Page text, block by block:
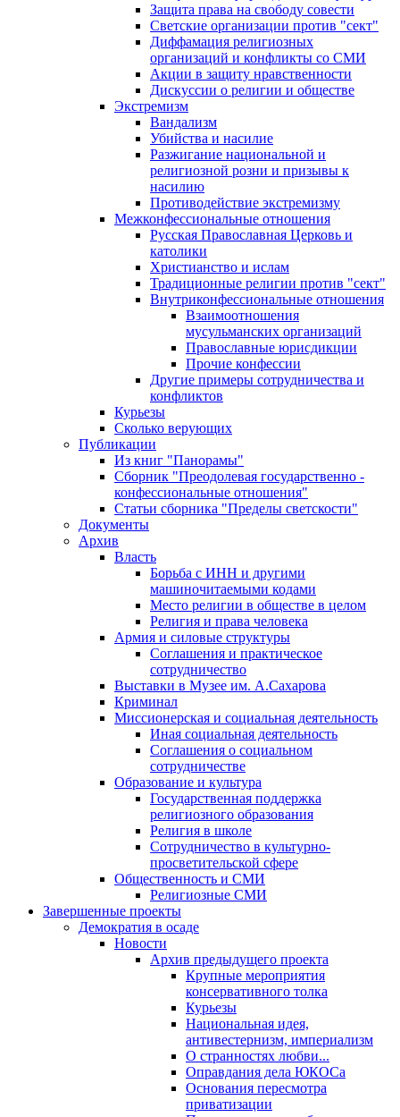
Защита права на свободу совести
Светские организации против "сект"
Диффамация религиозных
организаций и конфликты со СМИ
Акции в защиту нравственности
Дискуссии о религии и обществе
Экстремизм
Вандализм
Убийства и насилие
Разжигание национальной и
религиозной розни и призывы к
насилию
Противодействие экстремизму
Межконфессиональные отношения
Русская Православная Церковь и
католики
Христианство и ислам
Традиционные религии против "сект"
Внутриконфессиональные отношения
Взаимоотношения
мусульманских организаций
Православные юрисдикции
Прочие конфессии
Другие примеры сотрудничества и
конфликтов
Курьезы
Сколько верующих
Публикации
Из книг "Панорамы"
Сборник "Преодолевая государственно -
конфессиональные отношения"
Статьи сборника "Пределы светскости"
Документы
Архив
Власть
Борьба с ИНН и другими
машиночитаемыми кодами
Место религии в обществе в целом
Религия и права человека
Армия и силовые структуры
Соглашения и практическое
сотрудничество
Выставки в Музее им. А.Сахарова
Криминал
Миссионерская и социальная деятельность
Иная социальная деятельность
Соглашения о социальном
сотрудничестве
Образование и культура
Государственная поддержка
религиозного образования
Религия в школе
Сотрудничество в культурно-
просветительской сфере
Общественность и СМИ
Религиозные СМИ
Завершенные проекты
Демократия в осаде
Новости
Архив предыдущего проекта
Крупные мероприятия
консервативного толка
Курьезы
Национальная идея,
антивестернизм, империализм
О странностях любви...
Оправдания дела ЮКОСа
Основания пересмотра
приватизации